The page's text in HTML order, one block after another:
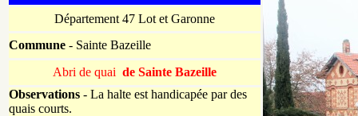
Département 47 Lot et Garonne
Commune - Sainte Bazeille
Abri de quai de Sainte Bazeille
Observations - La halte est handicapée par des
quais courts.